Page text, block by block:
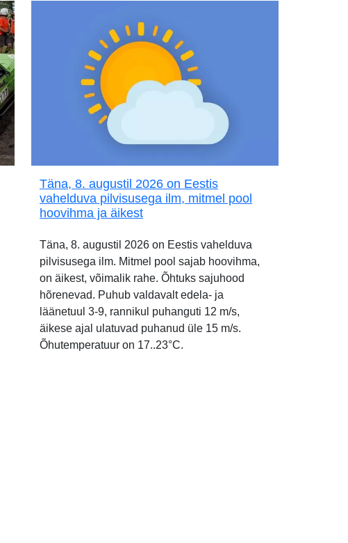
Täna, 8. augustil 2026 on Eestis
vahelduva pilvisusega ilm, mitmel pool
hoovihma ja äikest
Täna, 8. augustil 2026 on Eestis vahelduva
pilvisusega ilm. Mitmel pool sajab hoovihma,
on äikest, võimalik rahe. Õhtuks sajuhood
hõrenevad. Puhub valdavalt edela- ja
läänetuul 3-9, rannikul puhanguti 12 m/s,
äikese ajal ulatuvad puhanud üle 15 m/s.
Õhutemperatuur on 17..23°C.